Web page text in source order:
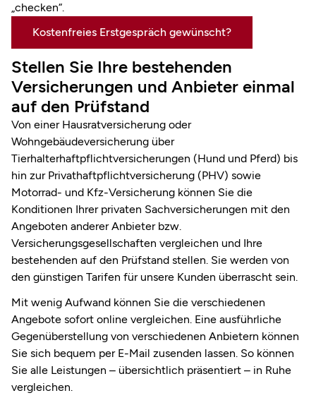
„checken“.
Kostenfreies Erstgespräch gewünscht?
Stellen Sie Ihre bestehenden
Versicherungen und Anbieter einmal
auf den Prüfstand
Von einer Hausratversicherung oder
Wohngebäudeversicherung über
Tierhalterhaftpflichtversicherungen (Hund und Pferd) bis
hin zur Privathaftpflichtversicherung (PHV) sowie
Motorrad- und Kfz-Versicherung können Sie die
Konditionen Ihrer privaten Sachversicherungen mit den
Angeboten anderer Anbieter bzw.
Versicherungsgesellschaften vergleichen und Ihre
bestehenden auf den Prüfstand stellen. Sie werden von
den günstigen Tarifen für unsere Kunden überrascht sein.
Mit wenig Aufwand können Sie die verschiedenen
Angebote sofort online vergleichen. Eine ausführliche
Gegenüberstellung von verschiedenen Anbietern können
Sie sich bequem per E-Mail zusenden lassen. So können
Sie alle Leistungen – übersichtlich präsentiert – in Ruhe
vergleichen.